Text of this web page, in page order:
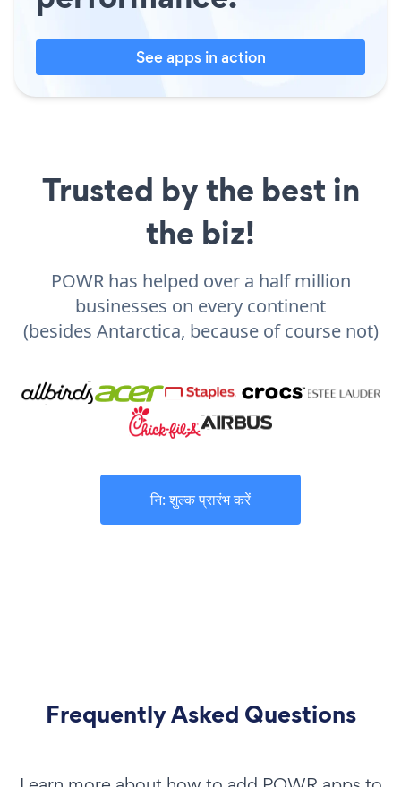
See apps in action
Trusted by the best in
the biz!
POWR has helped over a half million
businesses on every continent
(besides Antarctica, because of course not)
नि: शुल्क प्रारंभ करें
Frequently Asked Questions